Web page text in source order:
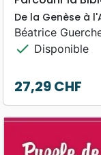
De la Genèse à
Béatrice
check Disponible
Prix
27,29 CHF